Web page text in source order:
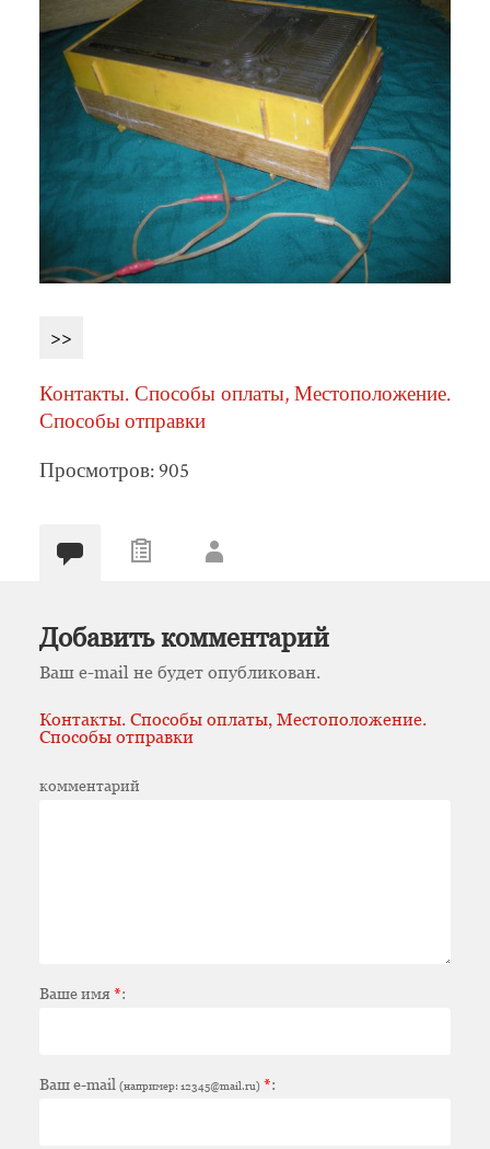
>>
Контакты. Способы оплаты, Местоположение.
Способы отправки
Просмотров: 905
Добавить комментарий
Ваш e-mail не будет опубликован.
Контакты. Способы оплаты, Местоположение.
Способы отправки
комментарий
Ваше имя*:
Ваш e-mail (например: 12345@mail.ru) *: